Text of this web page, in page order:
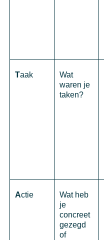
Taak
Wat
waren je
taken?
Actie
Wat heb
je
concreet
gezegd
of